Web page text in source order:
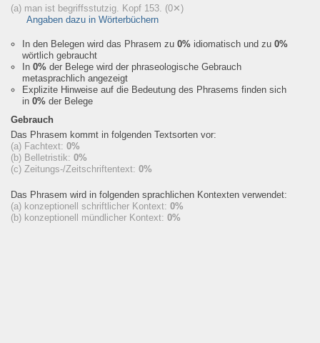
(a) man ist begriffsstutzig. Kopf 153. (0✕)
Angaben dazu in Wörterbüchern
In den Belegen wird das Phrasem zu 0% idiomatisch und zu 0%
wörtlich gebraucht
In 0% der Belege wird der phraseologische Gebrauch
metasprachlich angezeigt
Explizite Hinweise auf die Bedeutung des Phrasems finden sich
in 0% der Belege
Gebrauch
Das Phrasem kommt in folgenden Textsorten vor:
(a) Fachtext: 0%
(b) Belletristik: 0%
(c) Zeitungs-/Zeitschriftentext: 0%
Das Phrasem wird in folgenden sprachlichen Kontexten verwendet:
(a) konzeptionell schriftlicher Kontext: 0%
(b) konzeptionell mündlicher Kontext: 0%